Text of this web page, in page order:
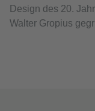
Design des 20.
Walter Gropius